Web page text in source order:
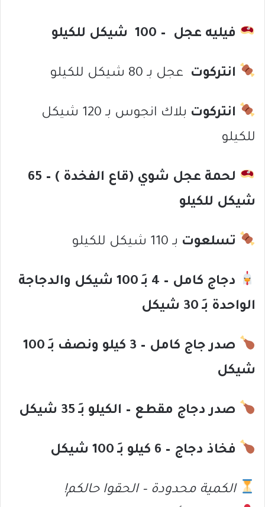
فيليه عجل – 100 شيكل للكيلو
انتركوت عجل بـ 80 شيكل للكيلو
انتركوت
بلاك انجوس بـ 120 شيكل
للكيلو
لحمة عجل شوي (قاع الفخدة ) – 65
شيكل للكيلو
تسلعوت بـ 110 شيكل للكيلو
دجاج كامل – 4 بـِ 100 شيكل والدجاجة
الواحدة بـِ 30 شيكل
صدر جاج كامل – 3 كيلو ونصف بـِ 100
شيكل
صدر دجاج مقطع – الكيلو بـِ 35 شيكل
فخاذ دجاج – 6 كيلو بـِ 100 شيكل
الكمية محدودة – الحقوا حالكم!